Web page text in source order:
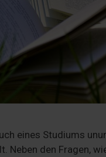
eines Studiums
Neben den Fragen,